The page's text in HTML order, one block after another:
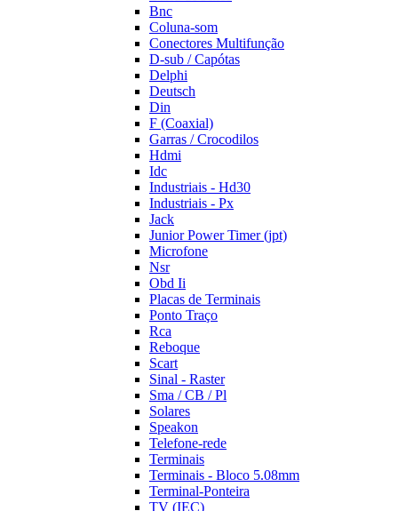
Bnc
Coluna-som
Conectores Multifunção
D-sub / Capótas
Delphi
Deutsch
Din
F (Coaxial)
Garras / Crocodilos
Hdmi
Idc
Industriais - Hd30
Industriais - Px
Jack
Junior Power Timer (jpt)
Microfone
Nsr
Obd Ii
Placas de Terminais
Ponto Traço
Rca
Reboque
Scart
Sinal - Raster
Sma / CB / Pl
Solares
Speakon
Telefone-rede
Terminais
Terminais - Bloco 5.08mm
Terminal-Ponteira
TV (IEC)